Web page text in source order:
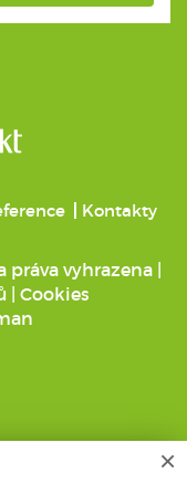
Kontakty
práva vyhrazena |
Cookies
×